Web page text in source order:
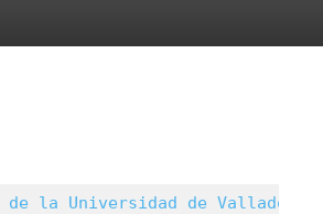
de la Universidad de Valladolid